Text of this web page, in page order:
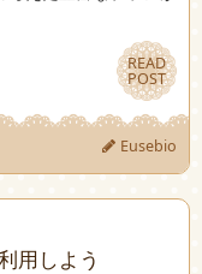
READ
POST
READ
POST
Eusebio
用しよう